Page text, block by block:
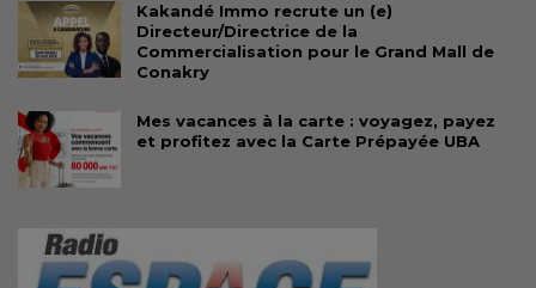
Kakandé Immo recrute un (e)
Directeur/Directrice de la
Commercialisation pour le Grand Mall de
Conakry
Mes vacances à la carte : voyagez, payez
et profitez avec la Carte Prépayée UBA